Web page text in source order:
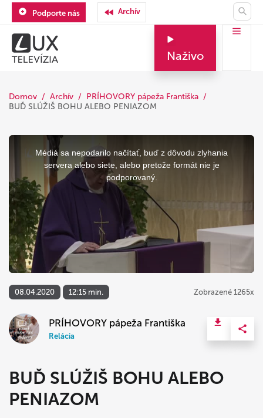
Podporte nás Archív
Naživo
Domov Archív
PRÍHOVORY pápeža Františka
BUĎ SLÚŽIŠ BOHU ALEBO PENIAZOM
This
Médiá sa nepodarilo načítať, buď z dôvodu zlyhania
servera alebo siete, alebo pretože formát nie je
podporovaný.
08.04.2020 12:15 min. Zobrazené 1265x
PRÍHOVORY pápeža Františka
Relácia
BUĎ SLÚŽIŠ BOHU ALEBO
PENIAZOM